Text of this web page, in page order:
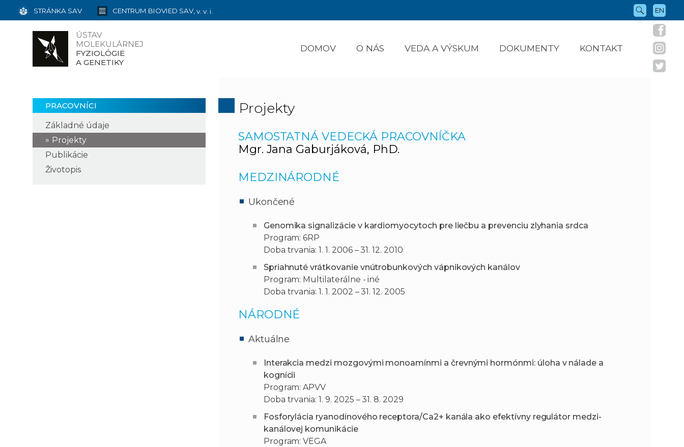
ÚSTAV
MOLEKULÁRNEJ
FYZIOLÓGIE
A GENETIKY
DOMOV O NÁS VEDA A VÝSKUM DOKUMENTY KONTAKT
STRÁNKA SAV CENTRUM BIOVIED SAV, v. v. i. EN
PRACOVNÍCI
Základné údaje
Projekty
Publikácie
Životopis
Projekty
SAMOSTATNÁ VEDECKÁ PRACOVNÍČKA
Mgr. Jana Gaburjáková, PhD.
MEDZINÁRODNÉ
Ukončené
Genomika signalizácie v kardiomyocytoch pre liečbu a prevenciu zlyhania srdca
Program: 6RP
Doba trvania: 1. 1. 2006 – 31. 12. 2010
Spriahnuté vrátkovanie vnútrobunkových vápnikových kanálov
Program: Multilaterálne - iné
Doba trvania: 1. 1. 2002 – 31. 12. 2005
NÁRODNÉ
Aktuálne
Interakcia medzi mozgovými monoamínmi a črevnými hormónmi: úloha v nálade a
kognícii
Program: APVV
Doba trvania: 1. 9. 2025 – 31. 8. 2029
Fosforylácia ryanodínového receptora/Ca2+ kanála ako efektívny regulátor medzi-
kanálovej komunikácie
Program: VEGA